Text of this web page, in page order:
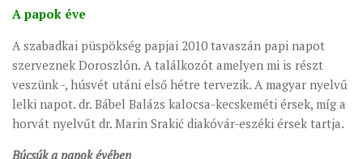
A papok éve
A szabadkai püspökség papjai 2010 tavaszán papi napot
szerveznek Doroszlón. A találkozót amelyen mi is részt
veszünk -, húsvét utáni első hétre tervezik. A magyar nyelvű
lelki napot. dr. Bábel Balázs kalocsa-kecskeméti érsek, míg a
horvát nyelvűt dr. Marin Srakić diakóvár-eszéki érsek tartja.
Búcsúk a papok évében